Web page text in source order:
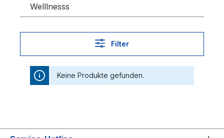
Welllnesss
Filter
Keine Produkte gefunden.